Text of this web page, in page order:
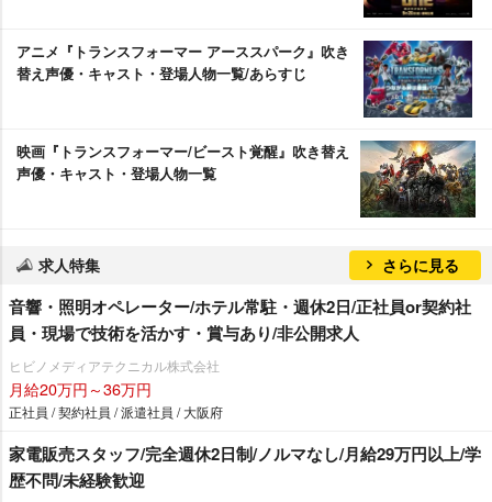
アニメ『トランスフォーマー アーススパーク』吹き
替え声優・キャスト・登場人物一覧/あらすじ
映画『トランスフォーマー/ビースト覚醒』吹き替え
声優・キャスト・登場人物一覧
求人特集 さらに見る
音響・照明オペレーター/ホテル常駐・週休2日/正社員or契約社
員・現場で技術を活かす・賞与あり/非公開求人
ヒビノメディアテクニカル株式会社
月給20万円～36万円
正社員 / 契約社員 / 派遣社員 / 大阪府
家電販売スタッフ/完全週休2日制/ノルマなし/月給29万円以上/学
歴不問/未経験歓迎